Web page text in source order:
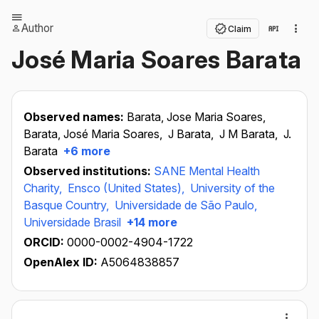
Author Claim
José Maria Soares Barata
Observed names: Barata, Jose Maria Soares,
Barata, José Maria Soares, J Barata, J M Barata, J.
Barata +6 more
Observed institutions: SANE Mental Health
Charity, Ensco (United States), University of the
Basque Country, Universidade de São Paulo,
Universidade Brasil +14 more
ORCID: 0000-0002-4904-1722
OpenAlex ID: A5064838857